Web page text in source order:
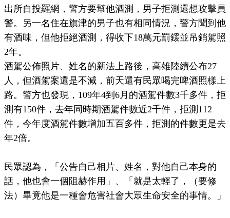
出所自投羅網，警方要幫他酒測，男子拒測還想攻擊員
警。另一名住在旗津的男子也有相同情況，警方聞到他
有酒味，但他拒絕酒測，得收下18萬元罰鍰並吊銷駕照
2年。
酒駕公佈照片、姓名的新法上路後，高雄陸續公布27
人，但酒駕案還是不減，前天還有民眾喝完啤酒照樣上
路。警方也發現，109年4到6月的酒駕件數3千多件，拒
測有150件，去年同時期酒駕件數近2千件，拒測112
件，今年度酒駕件數增加五百多件，拒測的件數更是去
年2倍。
民眾認為，「公告自己相片、姓名，對他自己本身的
話，他也會一個阻赫作用」、「就是太輕了，（要修
法）畢竟他是一種會危害社會大眾生命安全的事情。」